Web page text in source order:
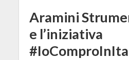
Aramini
e l’iniziativa